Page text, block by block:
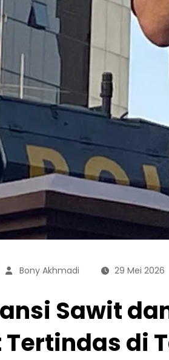
Bony Akhmadi 29 Mei 2026
Sawit
di